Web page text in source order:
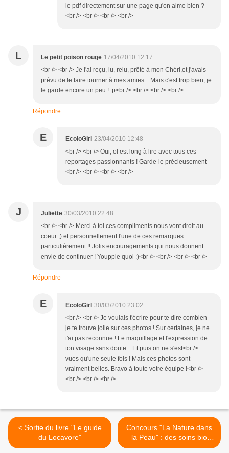
le pdf directement sur une page qu'on aime bien ?
<br /> <br /> <br /> <br />
L Le petit poison rouge 17/04/2010 12:17
<br /> <br /> Je l'ai reçu, lu, relu, prêté à mon Chéri,et j'avais
prévu de le faire tourner à mes amies... Mais c'est trop bien, je
le garde encore un peu ! :p<br /> <br /> <br /> <br />
Répondre
E EcoloGirl 23/04/2010 12:48
<br /> <br /> Oui, ol est long à lire avec tous ces
reportages passionnants ! Garde-le précieusement
<br /> <br /> <br /> <br />
J Juliette 30/03/2010 22:48
<br /> <br /> Merci à toi ces compliments nous vont droit au
coeur ;) et personnellement l'une de ces remarques
particulièrement !! Jolis encouragements qui nous donnent
envie de continuer ! Youppie quoi :)<br /> <br /> <br /> <br />
Répondre
E EcoloGirl 30/03/2010 23:02
<br /> <br /> Je voulais t'écrire pour te dire combien
je te trouve jolie sur ces photos ! Sur certaines, je ne
t'ai pas reconnue ! Le maquillage et l'expression de
ton visage sans doute... Et puis on ne s'est<br />
vues qu'une seule fois ! Mais ces photos sont
vraiment belles. Bravo à toute votre équipe !<br />
<br /> <br /> <br />
< Sortie du livre "Le guide
du Locavore"
Concours "La Nature dans
la Peau" : des soins bio
Esenka à gagner ! >